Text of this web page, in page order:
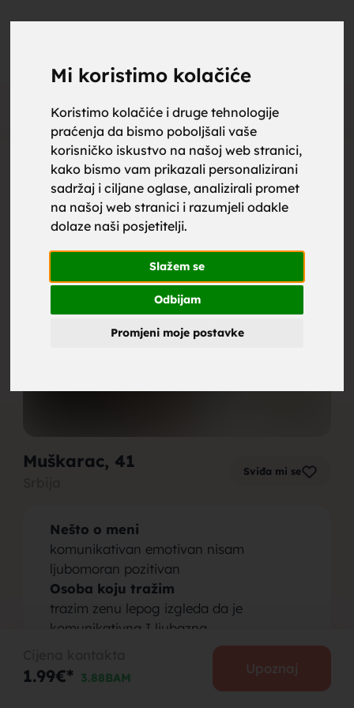
Mi koristimo kolačiće
Koristimo kolačiće i druge tehnologije
praćenja da bismo poboljšali vaše
korisničko iskustvo na našoj web stranici,
kako bismo vam prikazali personalizirani
sadržaj i ciljane oglase, analizirali promet
na našoj web stranici i razumjeli odakle
dolaze naši posjetitelji.
Slažem se
Odbijam
Promjeni moje postavke
Oglas
Muškarac, 41 Sviđa mi se
Nešto o meni
komunikativan emotivan nisam
ljubomoran pozitivan
Osoba koju tražim
trazim zenu lepog izgleda da je
komunikativna I ljubazna
1.99€* 3.88BAM
Upoznaj
upoznaj
za brak,
zene za
brak,
muskarci
za brak,